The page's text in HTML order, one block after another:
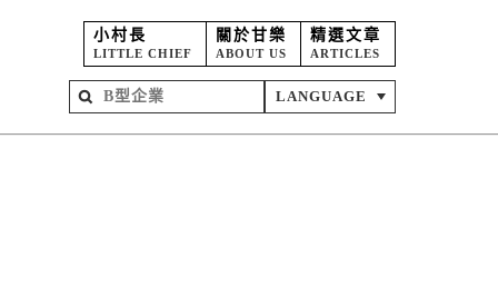
小村長
LITTLE CHIEF
關於甘樂
ABOUT US
精選文章
ARTICLES
LANGUAGE